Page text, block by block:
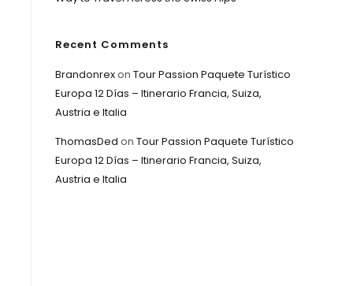
Recent Comments
Brandonrexon Tour Passion Paquete Turístico
Europa 12 Días – Itinerario Francia, Suiza,
Austria e Italia
ThomasDed on Tour Passion Paquete Turístico
Europa 12 Días – Itinerario Francia, Suiza,
Austria e Italia